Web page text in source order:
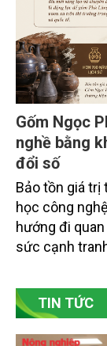
Gốm Ngọc
nghề bằng
đổi số
Bảo tồn giá trị
học công
hướng đi
sức cạnh
Bắc Ninh,
chủ động đổi
TIN TỨC